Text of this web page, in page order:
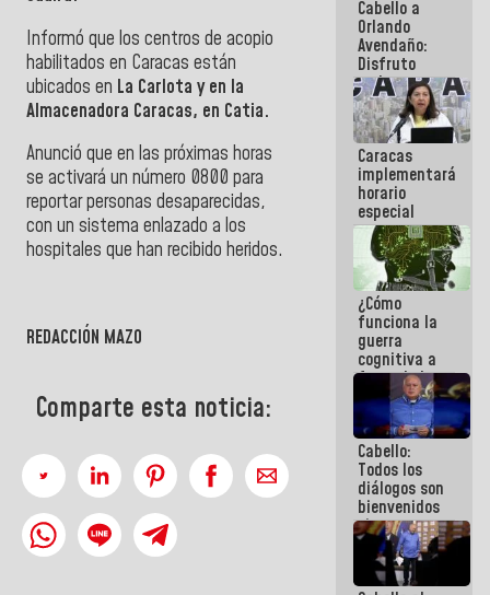
Informó que los centros de acopio
habilitados en Caracas están
ubicados en La Carlota y en la
Almacenadora Caracas, en Catia.
Anunció que en las próximas horas
se activará un número 0800 para
reportar personas desaparecidas,
con un sistema enlazado a los
hospitales que han recibido heridos.
REDACCIÓN MAZO
Comparte esta noticia:
Aeropuerto
Internacional
de
Maiquetía
Cabello a
Orlando
Avendaño:
Disfruto
cada vez
que escribes
porque lo
que haces
es
embarrarla
Caracas
implementará
horario
especial
para
adaptarse
al plan de
ahorro
energético
¿Cómo
funciona la
guerra
cognitiva a
favor de la
narrativa
hegemónica?
(1)
Cabello:
Todos los
diálogos son
bienvenidos
siempre que
estén en el
marco de la
Constitución